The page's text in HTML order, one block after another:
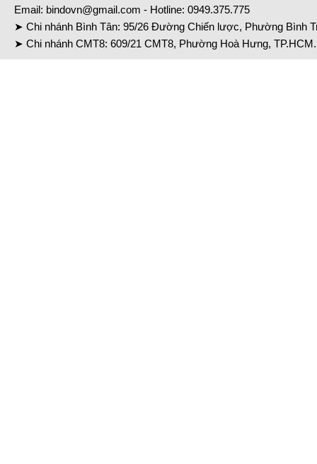
Email: bindovn@gmail.com - Hotline: 0949.375.775
➤ Chi nhánh Bình Tân: 95/26 Đường Chiến lược, Phường Bình
➤ Chi nhánh CMT8: 609/21 CMT8, Phường Hoà Hưng,